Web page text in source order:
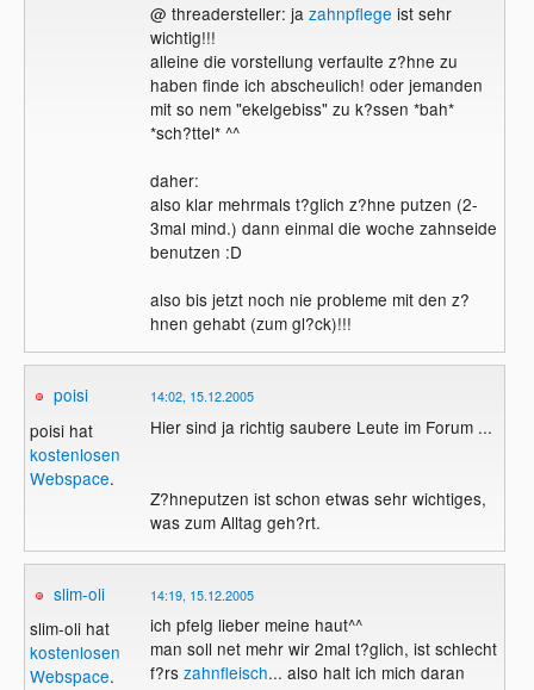
@ threadersteller: ja zahnpflege ist sehr
wichtig!!!
alleine die vorstellung verfaulte z?hne zu
haben finde ich abscheulich! oder jemanden
mit so nem "ekelgebiss" zu k?ssen *bah*
*sch?ttel* ^^
daher:
also klar mehrmals t?glich z?hne putzen (2-
3mal mind.) dann einmal die woche zahnseide
benutzen :D
also bis jetzt noch nie probleme mit den z?
hnen gehabt (zum gl?ck)!!!
poisi
poisi hat
kostenlosen
Webspace.
14:02, 15.12.2005
Hier sind ja richtig saubere Leute im Forum ...
Z?hneputzen ist schon etwas sehr wichtiges,
was zum Alltag geh?rt.
slim-oli
slim-oli hat
kostenlosen
Webspace.
14:19, 15.12.2005
ich pfelg lieber meine haut^^
man soll net mehr wir 2mal t?glich, ist schlecht
f?rs zahnfleisch... also halt ich mich daran